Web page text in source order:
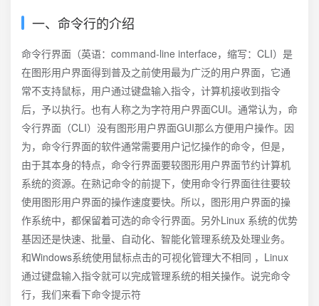
一、命令行的介绍
命令行界面（英语：command-line interface，缩写：CLI）是
在图形用户界面得到普及之前使用最为广泛的用户界面，它通
常不支持鼠标，用户通过键盘输入指令，计算机接收到指令
后，予以执行。也有人称之为字符用户界面CUI。通常认为，命
令行界面（CLI）没有图形用户界面GUI那么方便用户操作。因
为，命令行界面的软件通常需要用户记忆操作的命令，但是，
由于其本身的特点，命令行界面要较图形用户界面节约计算机
系统的资源。在熟记命令的前提下，使用命令行界面往往要较
使用图形用户界面的操作速度要快。所以，图形用户界面的操
作系统中，都保留着可选的命令行界面。另外Linux 系统的优势
基因还是快速、批量、自动化、智能化管理系统及处理业务。
和Windows系统使用鼠标点击的可视化管理大不相同 ，Linux
通过键盘输入指令就可以完成管理系统的相关操作。说完命令
行，我们来看下命令提示符